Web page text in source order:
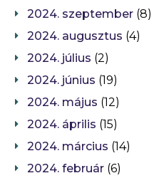
2024. szeptember (8)
2024. augusztus (4)
2024. július (2)
2024. június (19)
2024. május (12)
2024. április (15)
2024. március (14)
2024. február (6)